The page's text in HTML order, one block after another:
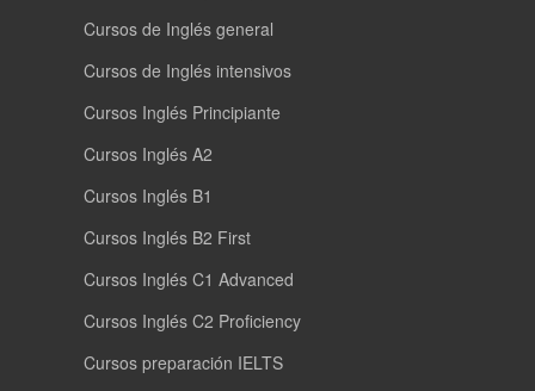
Cursos de Inglés general
Cursos de Inglés intensivos
Cursos Inglés Principiante
Cursos Inglés A2
Cursos Inglés B1
Cursos Inglés B2 First
Cursos Inglés C1 Advanced
Cursos Inglés C2 Proficiency
Cursos preparación IELTS